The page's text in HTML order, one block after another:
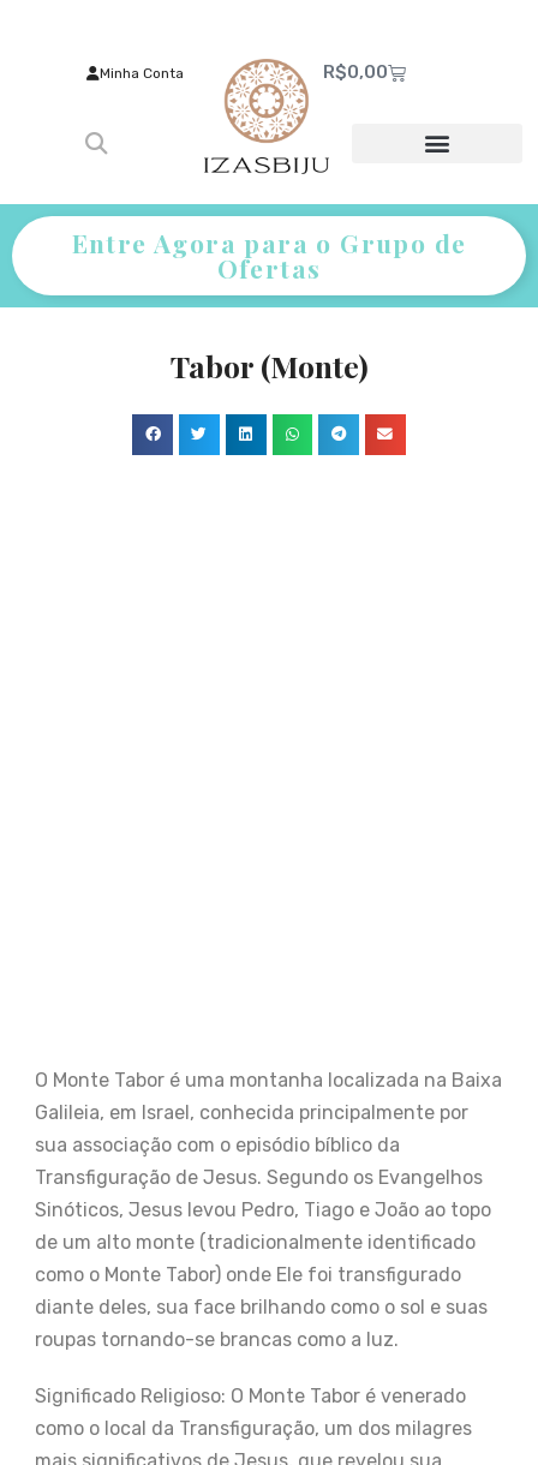
Minha Conta R$0,00
Entre Agora para o Grupo de
Ofertas
Tabor (Monte)
O Monte Tabor é uma montanha localizada na Baixa
Galileia, em Israel, conhecida principalmente por
sua associação com o episódio bíblico da
Transfiguração de Jesus. Segundo os Evangelhos
Sinóticos, Jesus levou Pedro, Tiago e João ao topo
de um alto monte (tradicionalmente identificado
como o Monte Tabor) onde Ele foi transfigurado
diante deles, sua face brilhando como o sol e suas
roupas tornando-se brancas como a luz.
Significado Religioso: O Monte Tabor é venerado
como o local da Transfiguração, um dos milagres